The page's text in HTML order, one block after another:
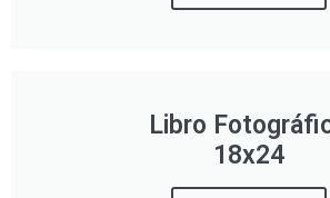
Libro
18x24